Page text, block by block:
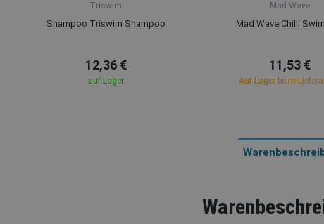
Triswim
Shampoo Triswim Shampoo
12,36 €
auf Lager
Mad Wave
Mad Wave Chilli
11,53 €
Auf Lager beim